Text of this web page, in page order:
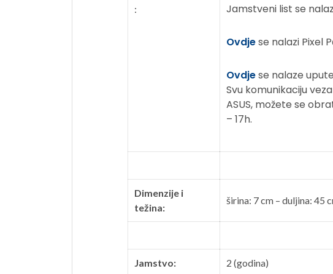
: Jamstveni list se
Ovdjese nalazi Pixel
Ovdjese nalaze
Svu komunikaciju
ASUS, možete se
– 17h.
Dimenzije i
težina:
širina: 7 cm – duljina: 45
Jamstvo: 2 (godina)